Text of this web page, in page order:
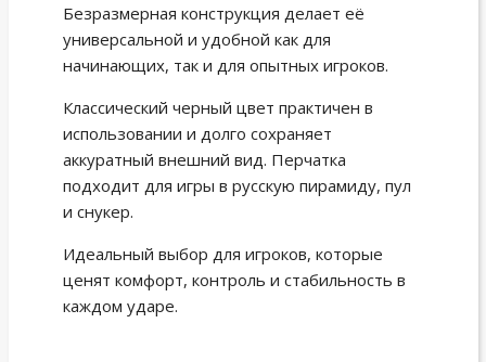
Безразмерная конструкция делает её
универсальной и удобной как для
начинающих, так и для опытных игроков.
Классический черный цвет практичен в
использовании и долго сохраняет
аккуратный внешний вид. Перчатка
подходит для игры в русскую пирамиду, пул
и снукер.
Идеальный выбор для игроков, которые
ценят комфорт, контроль и стабильность в
каждом ударе.